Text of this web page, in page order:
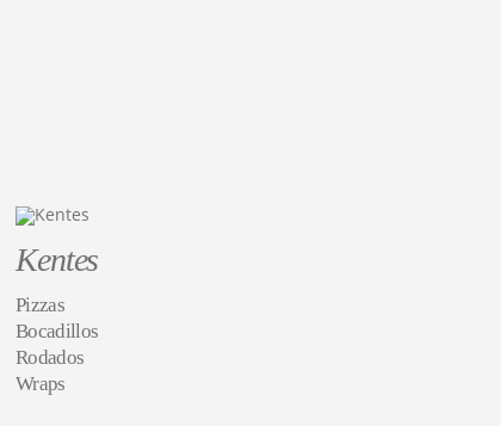
Kentes
Pizzas
Bocadillos
Rodados
Wraps